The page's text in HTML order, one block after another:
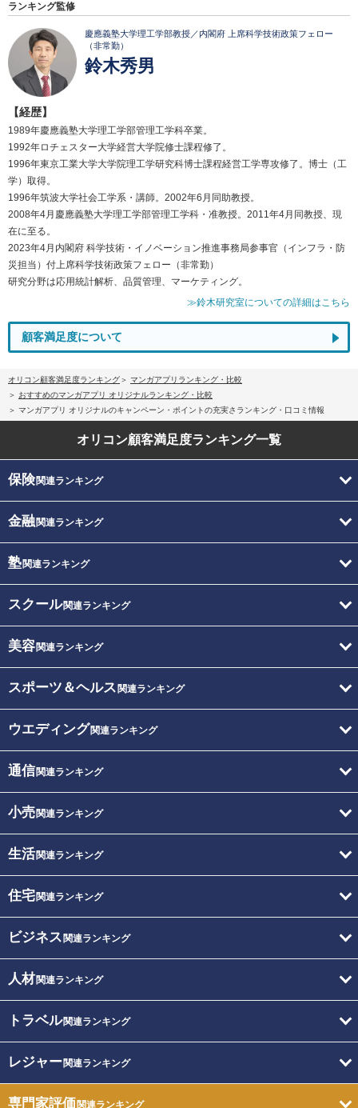
ランキング監修
慶應義塾大学理工学部教授／内閣府 上席科学技術政策フェロー
（非常勤）
鈴木秀男
【経歴】
1989年慶應義塾大学理工学部管理工学科卒業。
1992年ロチェスター大学経営大学院修士課程修了。
1996年東京工業大学大学院理工学研究科博士課程経営工学専攻修了。博士（工
学）取得。
1996年筑波大学社会工学系・講師。2002年6月同助教授。
2008年4月慶應義塾大学理工学部管理工学科・准教授。2011年4月同教授、現
在に至る。
2023年4月内閣府 科学技術・イノベーション推進事務局参事官（インフラ・防
災担当）付上席科学技術政策フェロー（非常勤）
研究分野は応用統計解析、品質管理、マーケティング。
≫鈴木研究室についての詳細はこちら
顧客満足度について
オリコン顧客満足度ランキング
マンガアプリランキング・比較
おすすめのマンガアプリ オリジナルランキング・比較
マンガアプリ オリジナルのキャンペーン・ポイントの充実さランキング・口コミ情報
オリコン顧客満足度ランキング一覧
保険関連ランキング
金融関連ランキング
塾関連ランキング
スクール関連ランキング
美容関連ランキング
スポーツ＆ヘルス 関連ランキング
ウエディング関連ランキング
通信関連ランキング
小売関連ランキング
生活関連ランキング
住宅関連ランキング
ビジネス 関連ランキング
人材関連ランキング
トラベル関連ランキング
レジャー関連ランキング
専門家評価関連ランキング